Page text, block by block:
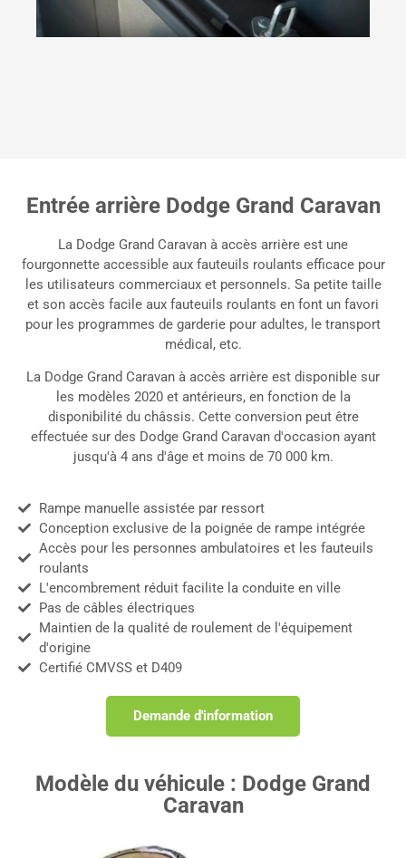
Entrée arrière Dodge Grand Caravan
La Dodge Grand Caravan à accès arrière est une
fourgonnette accessible aux fauteuils roulants efficace pour
les utilisateurs commerciaux et personnels. Sa petite taille
et son accès facile aux fauteuils roulants en font un favori
pour les programmes de garderie pour adultes, le transport
médical, etc.
La Dodge Grand Caravan à accès arrière est disponible sur
les modèles 2020 et antérieurs, en fonction de la
disponibilité du châssis. Cette conversion peut être
effectuée sur des Dodge Grand Caravan d'occasion ayant
jusqu'à 4 ans d'âge et moins de 70 000 km.
Rampe manuelle assistée par ressort
Conception exclusive de la poignée de rampe intégrée
Accès pour les personnes ambulatoires et les fauteuils
roulants
L'encombrement réduit facilite la conduite en ville
Pas de câbles électriques
Maintien de la qualité de roulement de l'équipement
d'origine
Certifié CMVSS et D409
Demande d'information
Modèle du véhicule : Dodge Grand
Caravan